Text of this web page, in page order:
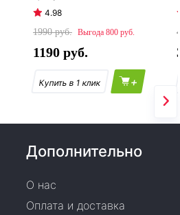
4.98
1990
800
1190
+
Дополнительно
О нас
Оплата и доставка